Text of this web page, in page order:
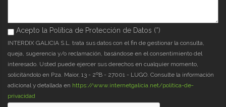
Acepto la Política de Protección de Datos (*)
Acepto la Política de Protección de Datos (*)
INTERDIX GALICIA S.L. trata sus datos con el fin de gestionar la consulta,
queja, sugerencia y/o reclamación, basándose en el consentimiento del
interesado. Usted puede ejercer sus derechos en cualquier momento,
solicitándolo en Pza. Maior, 13 - 2ºB - 27001 - LUGO. Consulte la información
adicional y detallada en https://www.internetgalicia.net/política-de-
privacidad